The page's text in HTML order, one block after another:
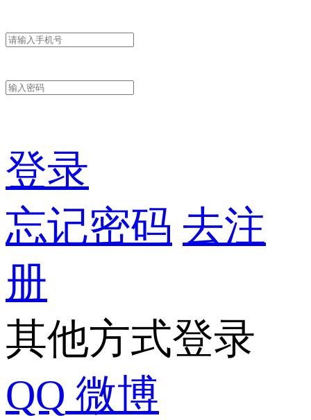
登录
忘记密码 去注
册
其他方式登录
QQ 微博